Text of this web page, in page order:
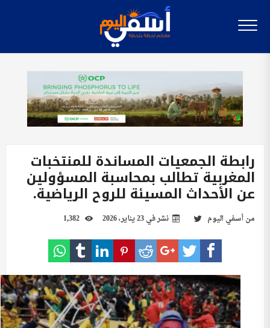
رابطة الجمعيات المساندة للمنتخبات
المغربية تطالب بمحاسبة المسؤولين
عن الأحداث المسيئة للروح الرياضية.
منأسفي اليوم نشر في23 يناير، 2026